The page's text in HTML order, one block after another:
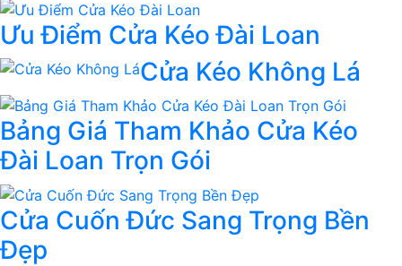
Ưu Điểm Cửa Kéo Đài Loan
Cửa Kéo Không Lá
Bảng Giá Tham Khảo Cửa Kéo
Đài Loan Trọn Gói
Cửa Cuốn Đức Sang Trọng Bền
Đẹp